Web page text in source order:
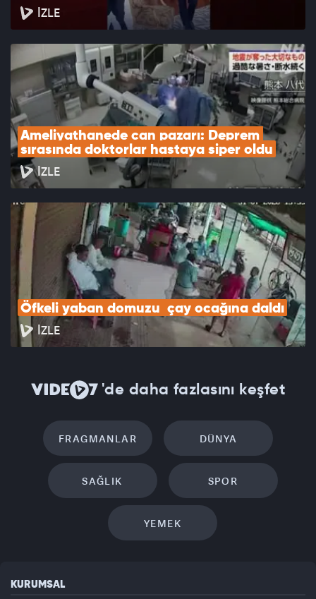
İZLE
Ameliyathanede can pazarı: Deprem
sırasında doktorlar hastaya siper oldu
İZLE
Öfkeli yaban domuzu  çay ocağına daldı
İZLE
'de daha fazlasını keşfet
FRAGMANLAR DÜNYA
SAĞLIK SPOR
YEMEK
KURUMSAL